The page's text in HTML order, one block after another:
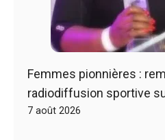
Femmes pionnières :
radiodiffusion sportive
7 août 2026